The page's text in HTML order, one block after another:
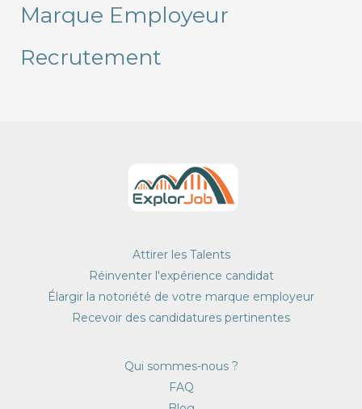
Marque Employeur
Recrutement
Attirer les Talents
Réinventer l'expérience candidat
Élargir la notoriété de votre marque employeur
Recevoir des candidatures pertinentes
Qui sommes-nous ?
FAQ